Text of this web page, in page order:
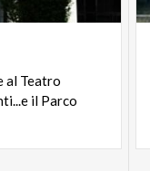
al Teatro
il Parco